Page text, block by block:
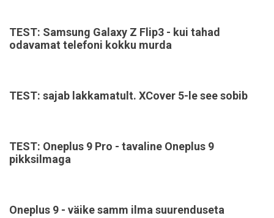
TEST: Samsung Galaxy Z Flip3 - kui tahad
odavamat telefoni kokku murda
TEST: sajab lakkamatult. XCover 5-le see sobib
TEST: Oneplus 9 Pro - tavaline Oneplus 9
pikksilmaga
Oneplus 9 - väike samm ilma suurenduseta